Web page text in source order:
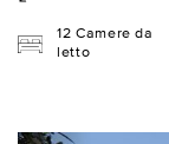
12 Camere da
letto